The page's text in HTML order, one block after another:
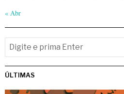
« Abr
ÚLTIMAS